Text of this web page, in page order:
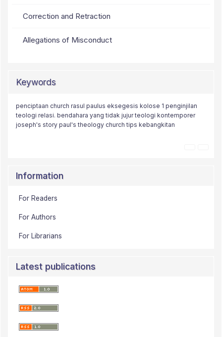
Correction and Retraction
Allegations of Misconduct
Keywords
relational discipleship
monoteisme
young generation
leadership
marketplace
kontekstual
kota efesus
tanggung jawab.
moral
challenges
orang percaya
keselamatan
perbuatan
penciptaan church rasul paulus eksegesis kolose 1 penginjilan
teologi relasi. bendahara yang tidak jujurteologi kontemporer
joseph's story paul's theology church tips kebangkitan
Information
For Readers
For Authors
For Librarians
Latest publications